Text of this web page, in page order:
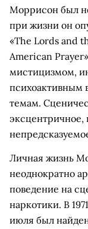
Моррисон был
при жизни он
«The Lords and
American
мистицизмом,
психоактивным
темам.
эксцентричное,
Личная жизнь
неоднократно
поведение на
наркотики. В
июля был